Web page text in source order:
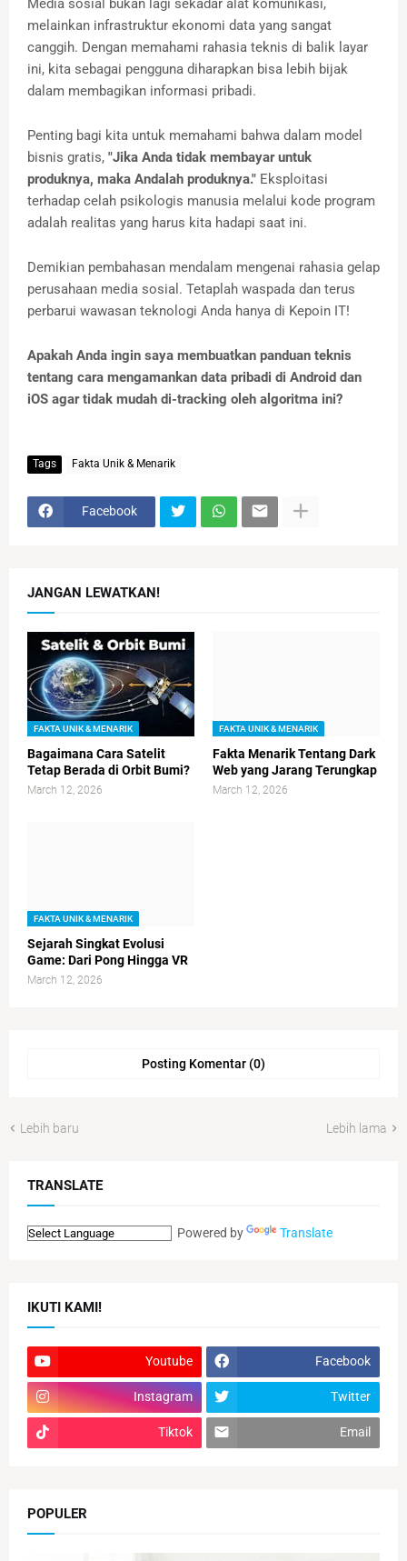
melainkan infrastruktur ekonomi data yang sangat
canggih. Dengan memahami rahasia teknis di balik layar
ini, kita sebagai pengguna diharapkan bisa lebih bijak
dalam membagikan informasi pribadi.
Penting bagi kita untuk memahami bahwa dalam model
bisnis gratis, "Jika Anda tidak membayar untuk
produknya, maka Andalah produknya." Eksploitasi
terhadap celah psikologis manusia melalui kode program
adalah realitas yang harus kita hadapi saat ini.
Demikian pembahasan mendalam mengenai rahasia gelap
perusahaan media sosial. Tetaplah waspada dan terus
perbarui wawasan teknologi Anda hanya di Kepoin IT!
Apakah Anda ingin saya membuatkan panduan teknis
tentang cara mengamankan data pribadi di Android dan
iOS agar tidak mudah di-tracking oleh algoritma ini?
Tags Fakta Unik & Menarik
Facebook
JANGAN LEWATKAN!
FAKTA UNIK & MENARIK
Bagaimana Cara Satelit
Tetap Berada di Orbit Bumi?
March 12, 2026
FAKTA UNIK & MENARIK
Fakta Menarik Tentang Dark
Web yang Jarang Terungkap
March 12, 2026
FAKTA UNIK & MENARIK
Sejarah Singkat Evolusi
Game: Dari Pong Hingga VR
March 12, 2026
Posting Komentar (0)
Lebih baru Lebih lama
TRANSLATE
Powered by Translate
IKUTI KAMI!
Youtube Facebook
Instagram Twitter
Tiktok Email
POPULER